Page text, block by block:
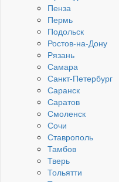
Пенза
Пермь
Подольск
Ростов-на-Дону
Рязань
Самара
Санкт-Петербург
Саранск
Саратов
Смоленск
Сочи
Ставрополь
Тамбов
Тверь
Тольятти